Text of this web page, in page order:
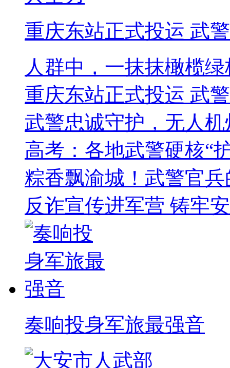
重庆东站正式投运 武
人群中，一抹抹橄榄
重庆东站正式投运 武
武警忠诚守护，无人
高考：各地武警硬核“
粽香飘渝城！武警官
反诈宣传进军营 铸牢
奏响投身军旅最强音